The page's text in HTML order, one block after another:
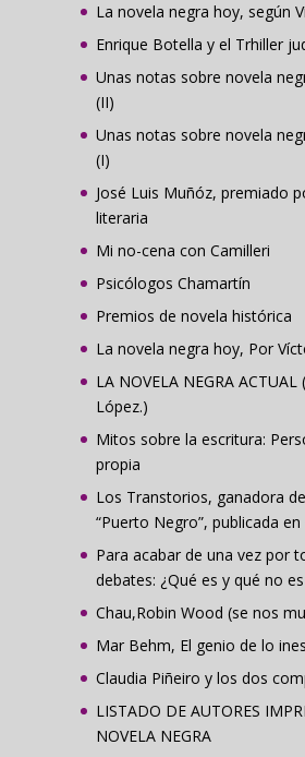
La novela negra hoy, según
Enrique Botella y el Trhiller
Unas notas sobre novela
(II)
Unas notas sobre novela
(I)
José Luis Muñóz, premiado
literaria
Mi no-cena con Camilleri
Psicólogos Chamartín
Premios de novela histórica
La novela negra hoy, Por
LA NOVELA NEGRA
López.)
Mitos sobre la escritura:
propia
Los Transtorios, ganadora
“Puerto Negro”, publicada
Para acabar de una vez por
debates: ¿Qué es y qué no
Chau,Robin Wood (se nos
Mar Behm, El genio de lo
Claudia Piñeiro y los dos
LISTADO DE AUTORES
NOVELA NEGRA